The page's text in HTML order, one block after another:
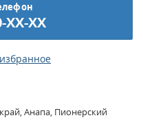
XX-XX
Анапа, Пионерский